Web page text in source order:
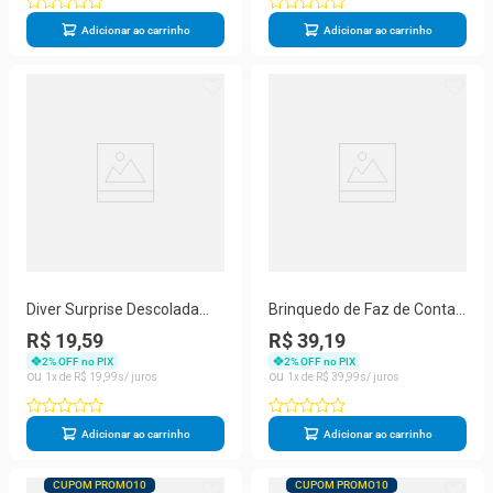
Adicionar ao carrinho Adicionar ao carrinho
Diver Surprise Descolada
Articulada com Cinco
Surpresas e Casinha
Transformável Divertoys
R$ 19,59
2% OFF no PIX
1
R$ 19 99
Adicionar ao carrinho
Brinquedo de Faz de Conta
Minha Maletinha Farm com
28 Itens e Massinhas para
Fazenda Divertoys
R$ 39,19
2% OFF no PIX
1
R$ 39 99
Adicionar ao carrinho
CUPOM PROMO10 CUPOM PROMO10